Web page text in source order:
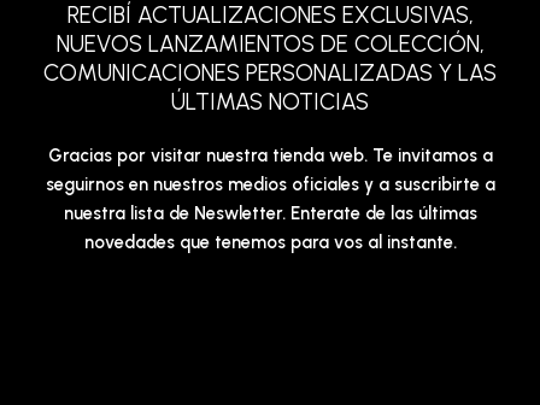
RECIBÍ ACTUALIZACIONES EXCLUSIVAS,
NUEVOS LANZAMIENTOS DE COLECCIÓN,
COMUNICACIONES PERSONALIZADAS Y LAS
ÚLTIMAS NOTICIAS
Gracias por visitar nuestra tienda web. Te invitamos a
seguirnos en nuestros medios oficiales y a suscribirte a
nuestra lista de Neswletter. Enterate de las últimas
novedades que tenemos para vos al instante.